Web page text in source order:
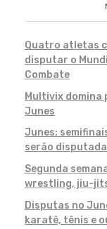
Quatro atletas
disputar o
Combate
Multivix domina
Junes
Junes:
serão
Segunda
wrestling, jiu-
Disputas no
karatê, tênis e